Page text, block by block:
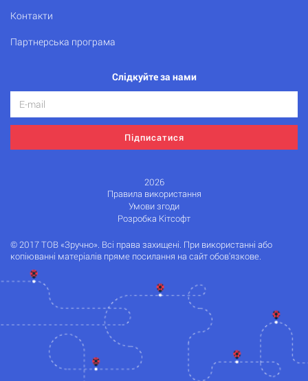
Контакти
Партнерська програма
Слідкуйте за нами
Підписатися
2026
Правила використання
Умови згоди
Розробка Кітсофт
© 2017 ТОВ «Зручно». Всі права захищені. При використанні або
копіюванні матеріалів пряме посилання на сайт обов'язкове.